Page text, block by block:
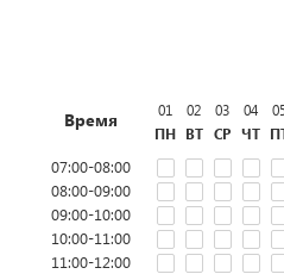
Время
01
ПН
02
ВТ
03
СР
04
ЧТ
07:00-08:00
08:00-09:00
09:00-10:00
10:00-11:00
11:00-12:00